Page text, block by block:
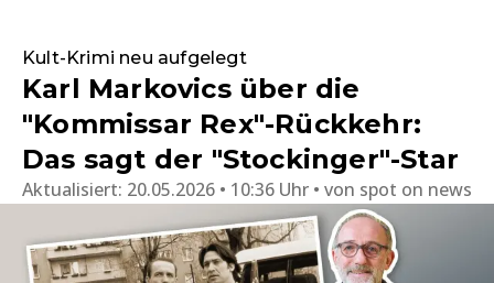
Kult-Krimi neu aufgelegt
Karl Markovics über die
"Kommissar Rex"-Rückkehr:
Das sagt der "Stockinger"-Star
Aktualisiert: 20.05.2026 • 10:36 Uhr von spot on news